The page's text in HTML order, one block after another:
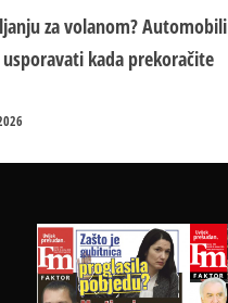
za volanom? Automobili
kada prekoračite